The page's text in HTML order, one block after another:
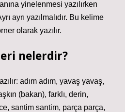
yinelenmesi yazılırken
ayrı yazılmalıdır. Bu kelime
olarak yazılır.
nelerdir?
adım adım, yavaş yavaş,
(bakan), farklı, derin,
santim santim, parça parça,